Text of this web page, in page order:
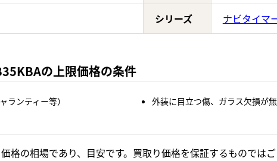
シリーズ ナビタイマ
の上限価格の条件
ランティー等）
外装に目立つ傷、ガラス欠損が
格の相場であり、目安です。買取り価格を保証するものではご